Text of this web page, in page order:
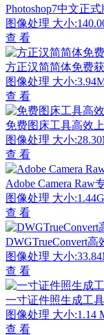
Photoshop7中文正
图像处理 大小
查 看
方正汉简简体免费
图像处理 大小
查 看
免费图床工具高效
图像处理 大小
查 看
Adobe Camera Raw
图像处理 大小
查 看
DWGTrueConvert
图像处理 大小
查 看
一寸证件照生成工
图像处理 大小:1.14
查 看